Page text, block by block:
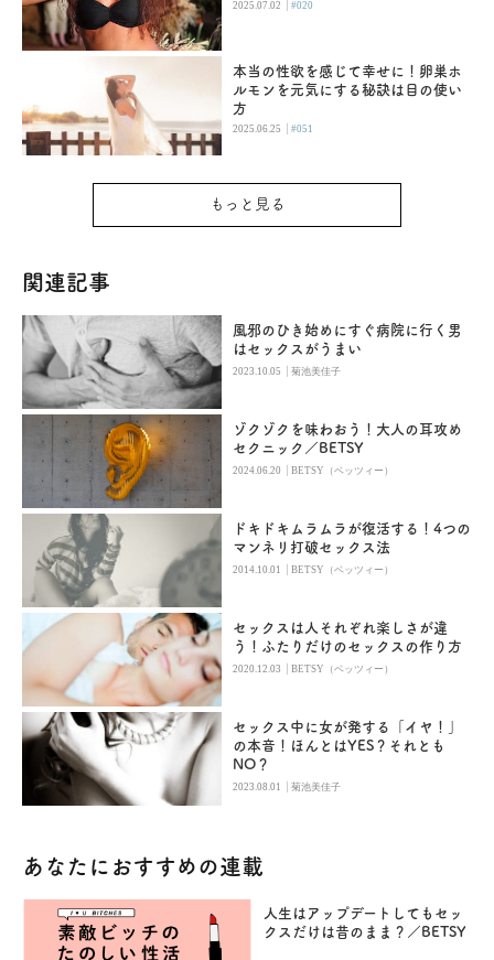
2025.07.02 |#020
本当の性欲を感じて幸せに！卵巣ホ
ルモンを元気にする秘訣は目の使い
方
2025.06.25 |#051
もっと見る
関連記事
風邪のひき始めにすぐ病院に行く男
はセックスがうまい
2023.10.05 |菊池美佳子
ゾクゾクを味わおう！大人の耳攻め
セクニック／BETSY
2024.06.20 |BETSY（ベッツィー）
ドキドキムラムラが復活する！4つの
マンネリ打破セックス法
2014.10.01 |BETSY（ベッツィー）
セックスは人それぞれ楽しさが違
う！ふたりだけのセックスの作り方
2020.12.03 |BETSY（ベッツィー）
セックス中に女が発する「イヤ！」
の本音！ほんとはYES？それとも
NO？
2023.08.01 |菊池美佳子
あなたにおすすめの連載
人生はアップデートしてもセッ
クスだけは昔のまま？／BETSY